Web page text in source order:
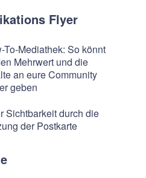
Flyer
To-Mediathek: So könnt
Mehrwert und die
an eure Community
geben
Sichtbarkeit durch die
der Postkarte